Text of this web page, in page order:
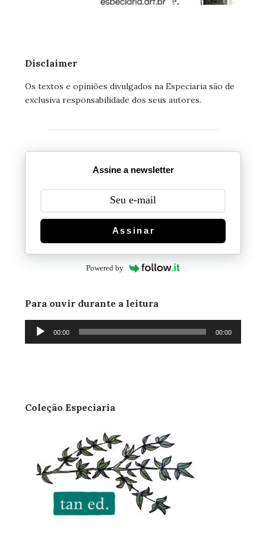
Disclaimer
Os textos e opiniões divulgados na Especiaria são de
exclusiva responsabilidade dos seus autores.
Assine a newsletter
Assinar
Powered by
Para ouvir durante a leitura
Tocador
00:00 00:00
Coleção Especiaria